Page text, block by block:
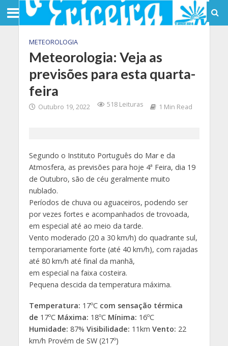
METEOROLOGIA
Meteorologia: Veja as
previsões para esta quarta-
feira
Outubro 19, 2022 518 Leituras 1 Min Read
Segundo o Instituto Português do Mar e da
Atmosfera, as previsões para hoje 4ª Feira, dia 19
de Outubro, são de céu geralmente muito
nublado.
Períodos de chuva ou aguaceiros, podendo ser
por vezes fortes e acompanhados de trovoada,
em especial até ao meio da tarde.
Vento moderado (20 a 30 km/h) do quadrante sul,
temporariamente forte (até 40 km/h), com rajadas
até 80 km/h até final da manhã,
em especial na faixa costeira.
Pequena descida da temperatura máxima.
Temperatura: 17ºC com sensação térmica
de 17ºC Máxima: 18ºC Mínima: 16ºC
Humidade: 87% Visibilidade: 11km Vento: 22
km/h Provém de SW (217º)